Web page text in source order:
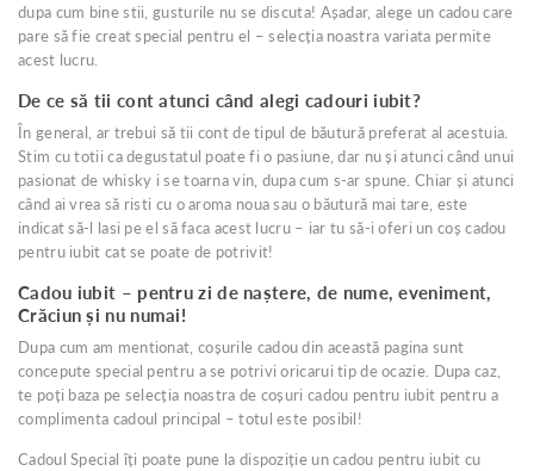
dupa cum bine stii, gusturile nu se discuta! Așadar, alege un cadou care
pare să fie creat special pentru el – selecția noastra variata permite
acest lucru.
De ce să tii cont atunci când alegi cadouri iubit?
În general, ar trebui să tii cont de tipul de băutură preferat al acestuia.
Stim cu totii ca degustatul poate fi o pasiune, dar nu și atunci când unui
pasionat de whisky i se toarna vin, dupa cum s-ar spune. Chiar și atunci
când ai vrea să risti cu o aroma noua sau o băutură mai tare, este
indicat să-l lasi pe el să faca acest lucru – iar tu să-i oferi un coș cadou
pentru iubit cat se poate de potrivit!
Cadou iubit – pentru zi de naștere, de nume, eveniment,
Crăciun și nu numai!
Dupa cum am mentionat, coșurile cadou din această pagina sunt
concepute special pentru a se potrivi oricarui tip de ocazie. Dupa caz,
te poți baza pe selecția noastra de coșuri cadou pentru iubit pentru a
complimenta cadoul principal – totul este posibil!
Cadoul Special îți poate pune la dispoziție un cadou pentru iubit cu